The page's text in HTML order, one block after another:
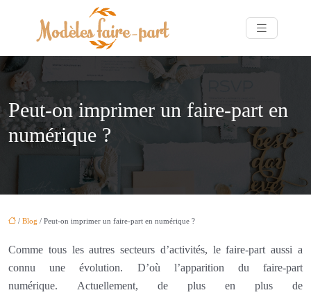
Peut-on imprimer un faire-part en
numérique ?
/ Blog / Peut-on imprimer un faire-part en numérique ?
Comme tous les autres secteurs d’activités, le faire-part aussi a
connu une évolution. D’où l’apparition du faire-part
numérique. Actuellement, de plus en plus de